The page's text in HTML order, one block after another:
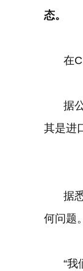
态。
在
据
其是进
据
何问题。
“我